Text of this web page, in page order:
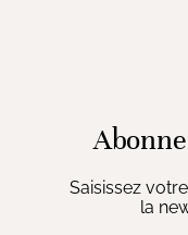
Saisissez
la